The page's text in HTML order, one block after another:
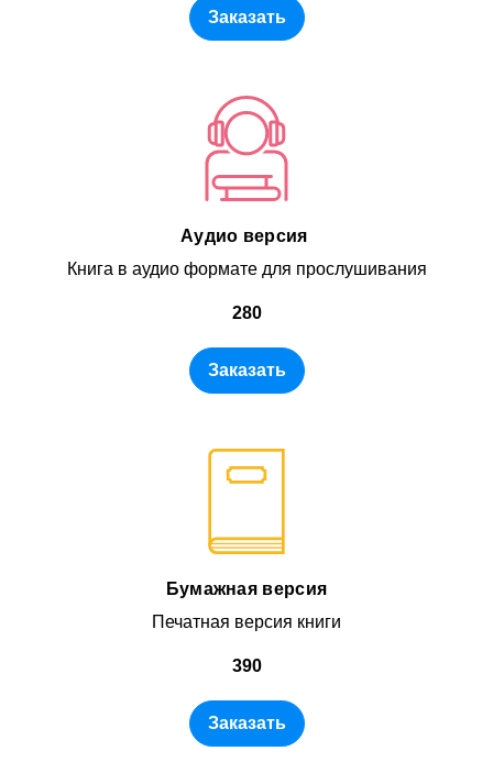
Заказать
Аудио версия
Книга в аудио формате для прослушивания
280
Заказать
Бумажная версия
Печатная версия книги
390
Заказать